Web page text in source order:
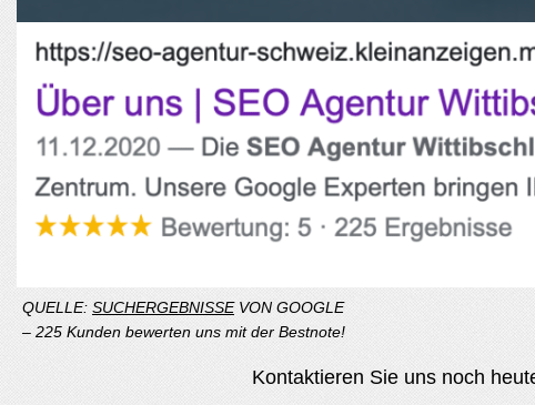
QUELLE: SUCHERGEBNISSEVON GOOGLE
– 225 Kunden bewerten uns mit der Bestnote!
Kontaktieren Sie uns noch